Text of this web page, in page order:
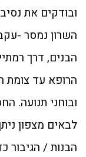
ובודקים את
השרון נמסר -
הבנים, דרך
הרופא עד צומת
ובוחני תנועה.
לבאים מצפון
הבנות / הגיבור